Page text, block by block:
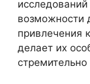
возможности
привлечения
делает их